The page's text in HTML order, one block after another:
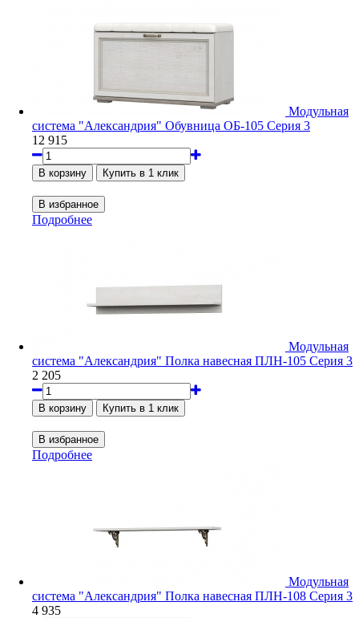
Модульная
система "Александрия" Обувница ОБ-105 Серия 3
12 915
Подробнее
Модульная
система "Александрия" Полка навесная ПЛН-105 Серия 3
2 205
Подробнее
Модульная
система "Александрия" Полка навесная ПЛН-108 Серия 3
4 935